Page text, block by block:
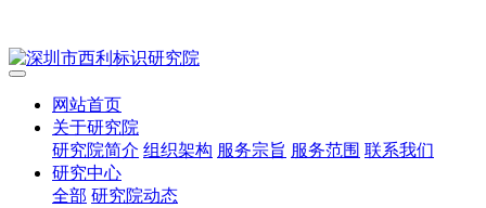
网站首页
关于研究院
研究院简介 组织架构 服务宗旨 服务范围 联系我们
研究中心
全部 研究院动态